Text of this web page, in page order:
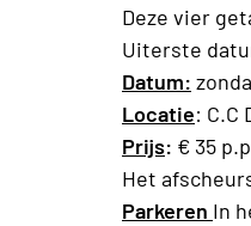
Deze vier
Uiterste
Datum:
Locatie: C.C
Prijs: € 35
Het
Parkeren In